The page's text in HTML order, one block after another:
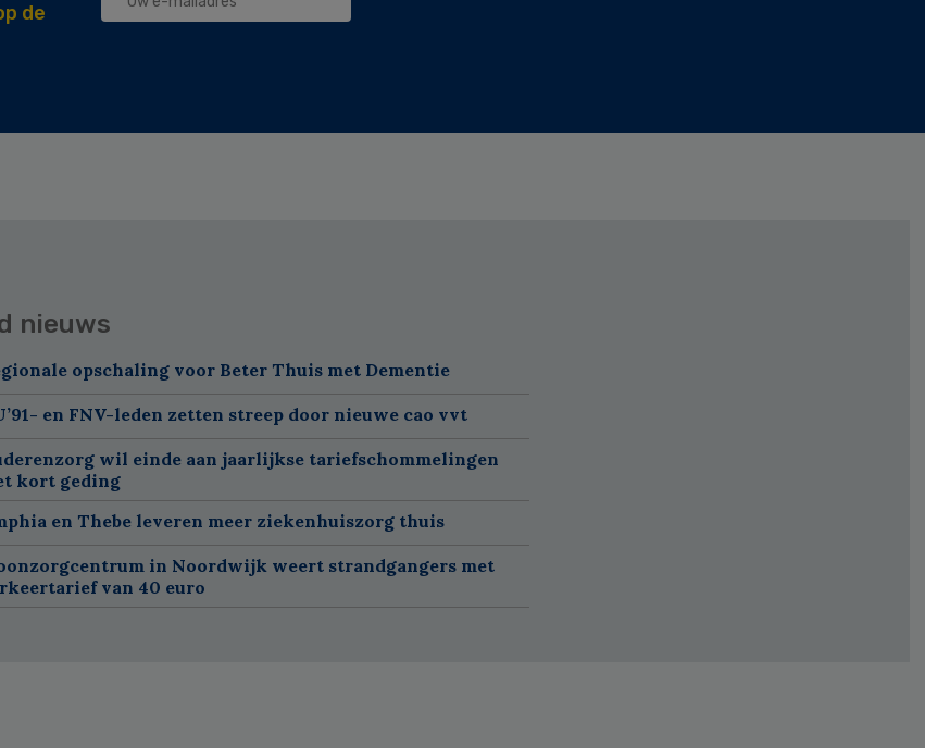
de
nieuws
opschaling voor Beter Thuis met Dementie
en FNV-leden zetten streep door nieuwe cao vvt
wil einde aan jaarlijkse tariefschommelingen
kort geding
en Thebe leveren meer ziekenhuiszorg thuis
in Noordwijk weert strandgangers met
van 40 euro